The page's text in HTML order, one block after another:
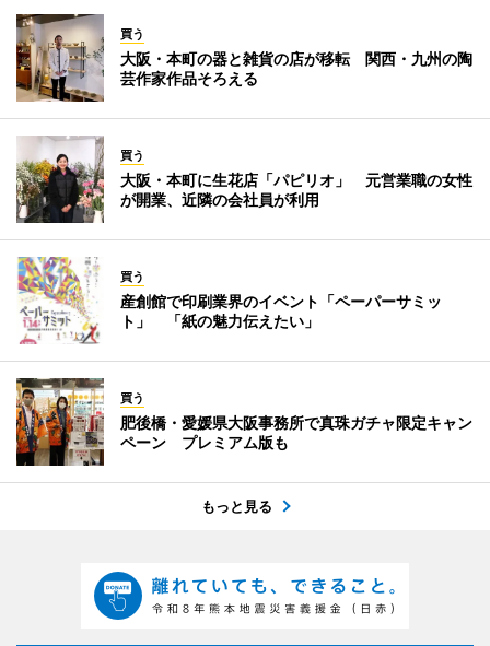
買う
大阪・本町の器と雑貨の店が移転 関西・九州の陶
芸作家作品そろえる
買う
大阪・本町に生花店「パピリオ」 元営業職の女性
が開業、近隣の会社員が利用
買う
産創館で印刷業界のイベント「ペーパーサミッ
ト」 「紙の魅力伝えたい」
買う
肥後橋・愛媛県大阪事務所で真珠ガチャ限定キャン
ペーン プレミアム版も
もっと見る